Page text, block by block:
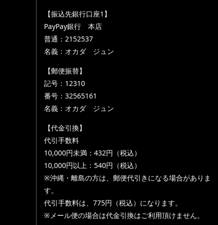
【振込先銀行口座1】
PayPay銀行 本店
普通：2152537
名義：オカダ ジュン
【郵便振替】
記号：12310
番号：32565161
名義：オカダ ジュン
【代金引換】
代引手数料
10,000円未満：432円（税込）
10,000円以上：540円（税込）
※沖縄・離島の方は、郵便代引きになる場合がありま
す。
代引手数料は、775円（税込）になります。
※メール便の場合は代金引換はご利用頂けません。